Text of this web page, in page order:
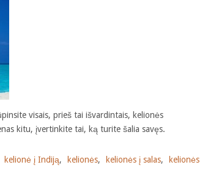
visais, prieš tai išvardintais, kelionės
kitu, įvertinkite tai, ką turite šalia savęs.
kelionė į Indiją, kelionės, kelionės į salas,
kelionės